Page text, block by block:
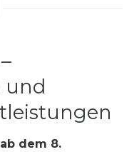
und
ab dem 8.